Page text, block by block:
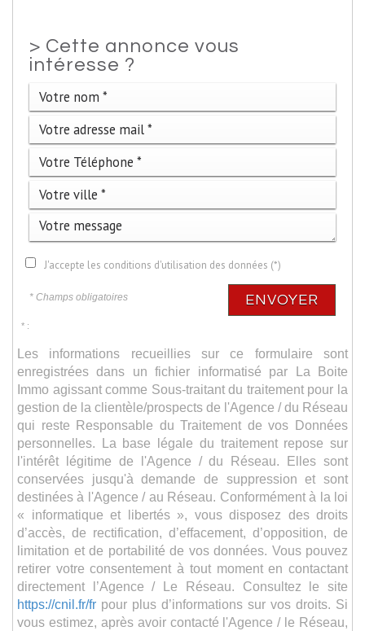
> Cette annonce vous
intéresse ?
J'accepte les conditions d'utilisation des données (*)
* Champs obligatoires ENVOYER
* :
Les informations recueillies sur ce formulaire sont
enregistrées dans un fichier informatisé par La Boite
Immo agissant comme Sous-traitant du traitement pour la
gestion de la clientèle/prospects de l'Agence / du Réseau
qui reste Responsable du Traitement de vos Données
personnelles. La base légale du traitement repose sur
l'intérêt légitime de l'Agence / du Réseau. Elles sont
conservées jusqu'à demande de suppression et sont
destinées à l'Agence / au Réseau. Conformément à la loi
« informatique et libertés », vous disposez des droits
d’accès, de rectification, d’effacement, d’opposition, de
limitation et de portabilité de vos données. Vous pouvez
retirer votre consentement à tout moment en contactant
directement l’Agence / Le Réseau. Consultez le site
https://cnil.fr/fr pour plus d’informations sur vos droits. Si
vous estimez, après avoir contacté l'Agence / le Réseau,